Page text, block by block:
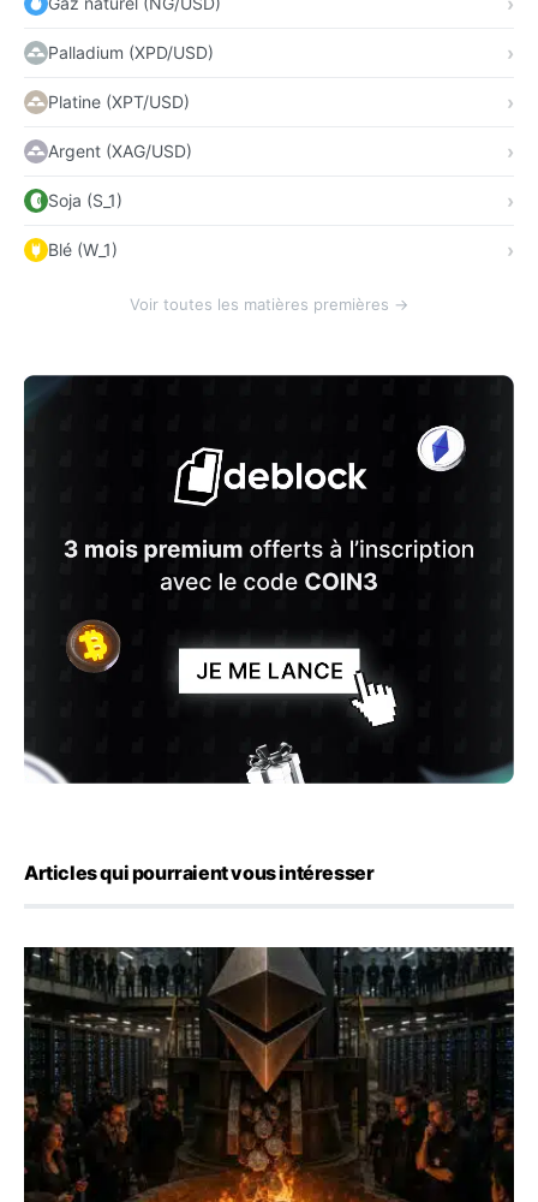
Palladium (XPD/USD)
Platine (XPT/USD)
Argent (XAG/USD)
Soja (S_1)
Blé (W_1)
Voir toutes les matières premières →
Articles qui pourraient vous intéresser
ETH : Ethereum veut brûler les récompenses des